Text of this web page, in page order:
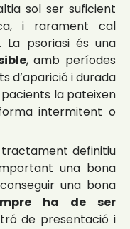
sol ser suficient
i rarament cal
psoriasi és una
, amb períodes
d’aparició i durada
pacients la pateixen
intermitent o
definitiu
una bona
una bona
ha de ser
de presentació i